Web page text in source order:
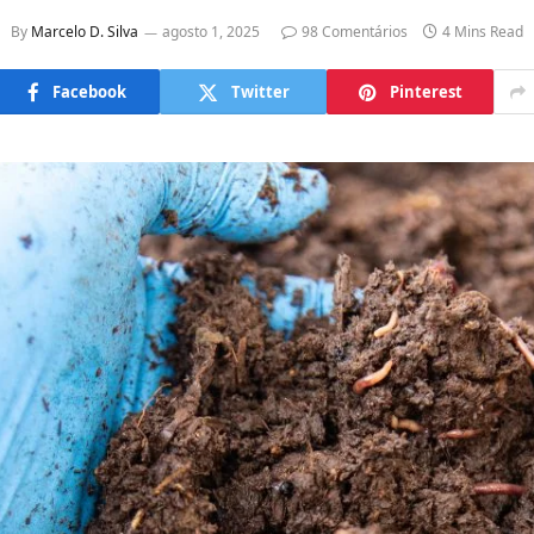
By Marcelo D. Silva agosto 1, 2025 98 Comentários 4 Mins Read
Facebook Twitter Pinterest